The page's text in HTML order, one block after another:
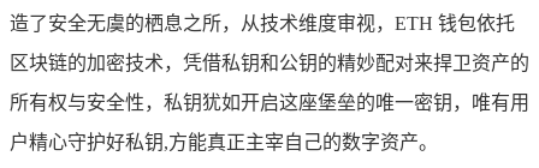
造了安全无虞的栖息之所，从技术维度审视，ETH 钱包依托
区块链的加密技术，凭借私钥和公钥的精妙配对来捍卫资产的
所有权与安全性，私钥犹如开启这座堡垒的唯一密钥，唯有用
户精心守护好私钥,方能真正主宰自己的数字资产。